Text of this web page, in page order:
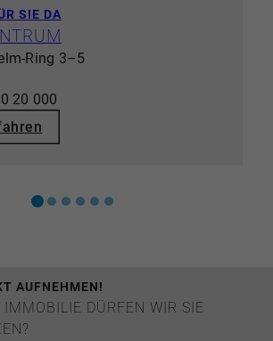
SIE DA
Ring 3–5
20 000
AUFNEHMEN!
IMMOBILIE DÜRFEN WIR SIE